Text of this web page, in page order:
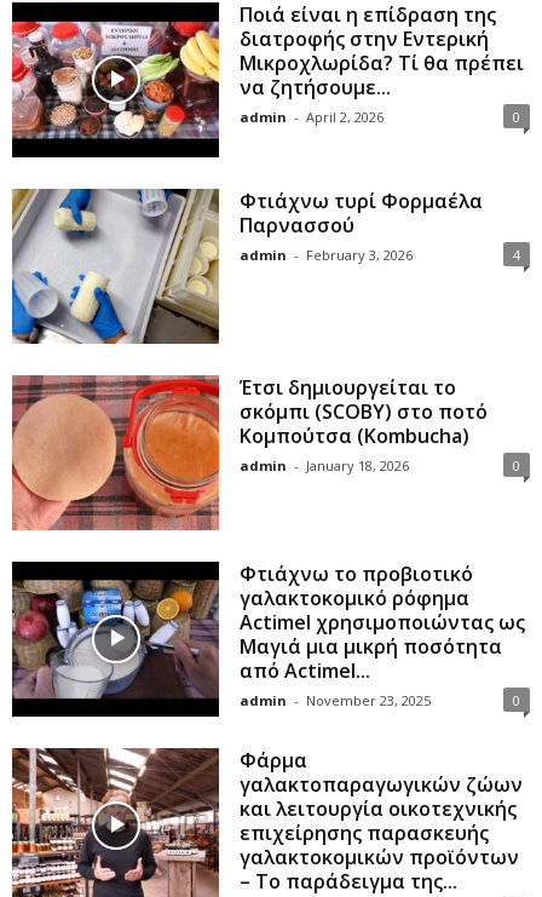
Ποιά είναι η επίδραση της
διατροφής στην Εντερική
Μικροχλωρίδα? Τί θα πρέπει
να ζητήσουμε...
admin - April 2, 2026 0
Φτιάχνω τυρί Φορμαέλα
Παρνασσού
admin - February 3, 2026 4
Έτσι δημιουργείται το
σκόμπι (SCOBY) στο ποτό
Κομπούτσα (Kombucha)
admin - January 18, 2026 0
Φτιάχνω το προβιοτικό
γαλακτοκομικό ρόφημα
Actimel χρησιμοποιώντας ως
Μαγιά μια μικρή ποσότητα
από Actimel...
admin - November 23, 2025 0
Φάρμα
γαλακτοπαραγωγικών ζώων
και λειτουργία οικοτεχνικής
επιχείρησης παρασκευής
γαλακτοκομικών προϊόντων
– Το παράδειγμα της...